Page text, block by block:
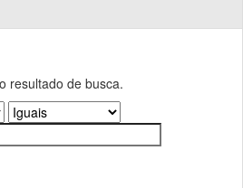
resultado de busca.